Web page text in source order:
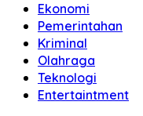
Ekonomi
Pemerintahan
Kriminal
Olahraga
Teknologi
Entertaintment